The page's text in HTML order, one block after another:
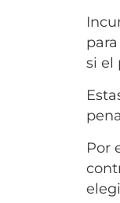
si el
Por